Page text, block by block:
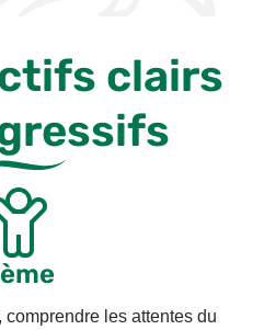
clairs
comprendre les attentes du